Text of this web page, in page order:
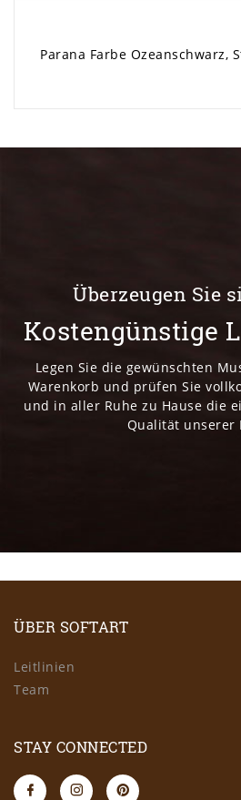
Parana Farbe Ozeanschwarz,
Überzeugen Sie
Kostengünstige
Legen Sie die gewünschten
Warenkorb und prüfen Sie
und in aller Ruhe zu Hause die
Qualität unserer
ÜBER SOFTART
Leitlinien
Team
STAY CONNECTED